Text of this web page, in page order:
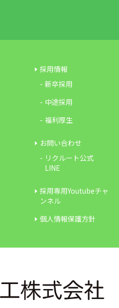
採用情報
新卒採用
中途採用
福利厚生
お問い合わせ
リクルート公式
LINE
採用専用Youtubeチャ
ンネル
個人情報保護方針